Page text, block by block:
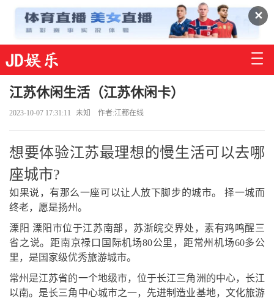
✕
江苏休闲生活（江苏休闲卡）
2023-10-07 17:31:11 未知 作者:江都在线
想要体验江苏最理想的慢生活可以去哪
座城市?
如果说，有那么一座可以让人放下脚步的城市。 择一城而
终老，愿是扬州。
溧阳 溧阳市位于江苏南部，苏浙皖交界处，素有鸡鸣醒三
省之说。距南京禄口国际机场80公里，距常州机场60多公
里，是国家级优秀旅游城市。
常州是江苏省的一个地级市，位于长江三角洲的中心，长江
以南。是长三角中心城市之一，先进制造业基地，文化旅游